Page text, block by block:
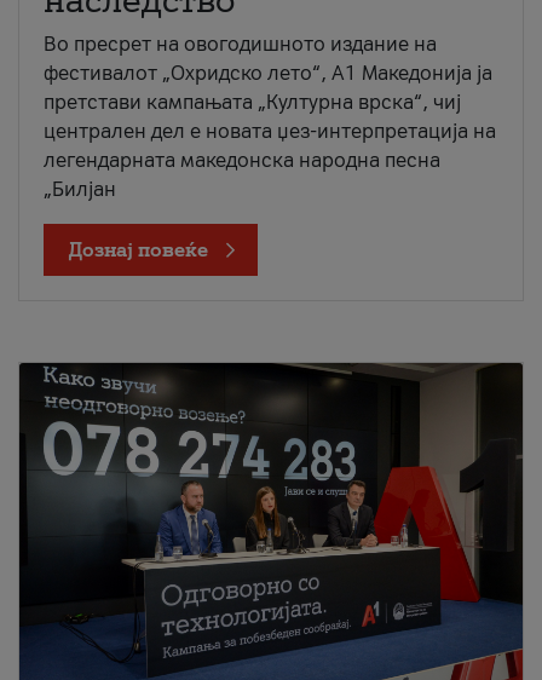
Во пресрет на овогодишното издание на
фестивалот „Охридско лето“, А1 Македонија ја
претстави кампањата „Културна врска“, чиј
централен дел е новата џез-интерпретација на
легендарната македонска народна песна
„Билјан
Дознај повеќе